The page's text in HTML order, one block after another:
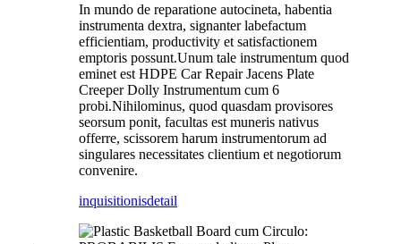
In mundo de reparatione autocineta, habentia
instrumenta dextra, signanter labefactum
efficientiam, productivity et satisfactionem
emptoris possunt.Unum tale instrumentum quod
eminet est HDPE Car Repair Jacens Plate
Creeper Dolly Instrumentum cum 6
probi.Nihilominus, quod quasdam provisores
seorsum ponit, facultas est muneris nativus
offerre, scissorem harum instrumentorum ad
singulares necessitates clientium et negotiorum
convenire.
inquisitionisdetail